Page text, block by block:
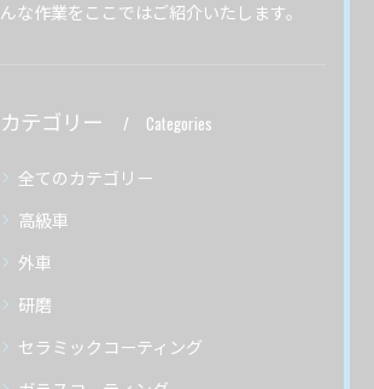
んな作業をここではご紹介いたします。
カテゴリー Categories
全てのカテゴリー
高級車
外車
研磨
セラミックコーティング